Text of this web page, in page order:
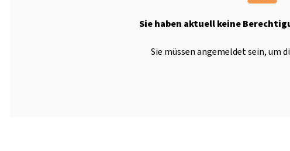
Sie haben aktuell keine
Sie müssen angemeldet sein, um